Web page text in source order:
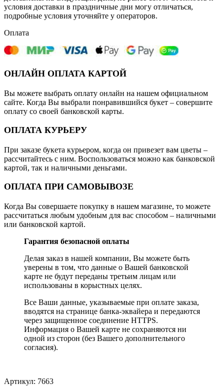
условия доставки в праздничные дни могу отличаться,
подробные условия уточняйте у операторов.
Оплата
ОНЛАЙН ОПЛАТА КАРТОЙ
Вы можете выбрать оплату онлайн на нашем официальном
сайте. Когда Вы выбрали понравившийся букет – совершите
оплату со своей банковской карты.
ОПЛАТА КУРЬЕРУ
При заказе букета курьером, когда он привезет вам цветы –
рассчитайтесь с ним. Воспользоваться можно как банковской
картой, так и наличными деньгами.
ОПЛАТА ПРИ САМОВЫВОЗЕ
Когда Вы совершаете покупку в нашем магазине, то можете
рассчитаться любым удобным для вас способом – наличными
или банковской картой.
Гарантия безопасной оплаты
Делая заказ в нашей компании, Вы можете быть
уверены в том, что данные о Вашей банковской
карте не будут переданы третьим лицам или
использованы в корыстных целях.
Все Ваши данные, указываемые при оплате заказа,
вводятся на странице банка-эквайера и передаются
через защищенное соединение HTTPS.
Информация о Вашей карте не сохраняются ни
одной из сторон (без Вашего дополнительного
согласия).
Артикул: 7663